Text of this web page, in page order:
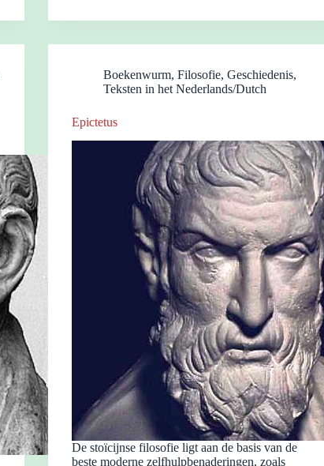
Boekenwurm, Filosofie, Geschiedenis,
Teksten in het Nederlands/Dutch
Epictetus
De stoïcijnse filosofie ligt aan de basis van de
beste moderne zelfhulpbenaderingen, zoals